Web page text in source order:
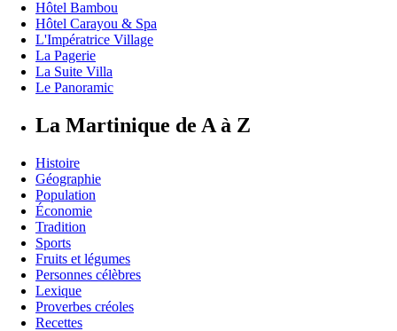
Hôtel Bambou
Hôtel Carayou & Spa
L'Impératrice Village
La Pagerie
La Suite Villa
Le Panoramic
La Martinique de A à Z
Histoire
Géographie
Population
Économie
Tradition
Sports
Fruits et légumes
Personnes célèbres
Lexique
Proverbes créoles
Recettes